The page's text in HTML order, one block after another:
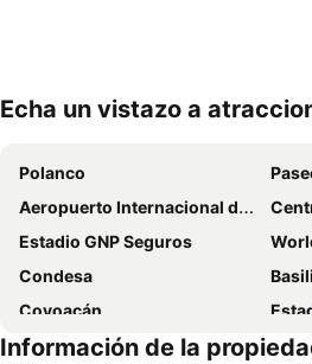
Echa un vistazo a
Polanco
Aeropuerto Internacional de la Ciudad de México
Estadio GNP Seguros
Condesa
Coyoacán
Zocalo capitalino
Información de la